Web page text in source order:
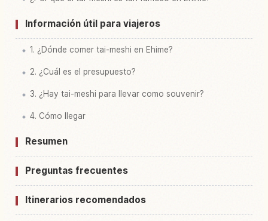
Información útil para viajeros
1. ¿Dónde comer tai-meshi en Ehime?
2. ¿Cuál es el presupuesto?
3. ¿Hay tai-meshi para llevar como souvenir?
4. Cómo llegar
Resumen
Preguntas frecuentes
Itinerarios recomendados